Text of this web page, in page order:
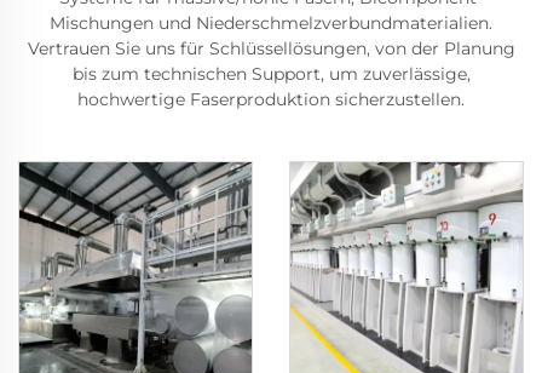
Mischungen und Niederschmelzverbundmaterialien.
Vertrauen Sie uns für Schlüssellösungen, von der Planung
bis zum technischen Support, um zuverlässige,
hochwertige Faserproduktion sicherzustellen.